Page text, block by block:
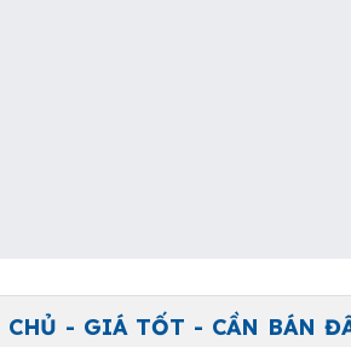
CHỦ - GIÁ TỐT - CẦN BÁN